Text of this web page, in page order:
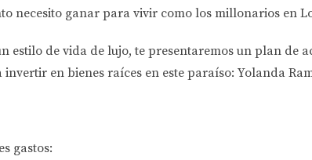
necesito ganar para vivir como los millonarios en
estilo de vida de lujo, te presentaremos un plan de
en bienes raíces en este paraíso: Yolanda
gastos: